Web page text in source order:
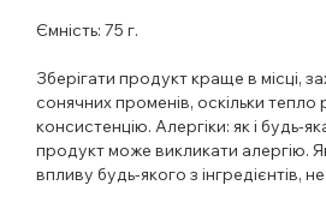
Ємність: 75 г.
Зберігати продукт краще в місці,
сонячних променів, оскільки тепло
консистенцію. Алергіки: як і будь-
продукт може викликати алергію.
впливу будь-якого з інгредієнтів,